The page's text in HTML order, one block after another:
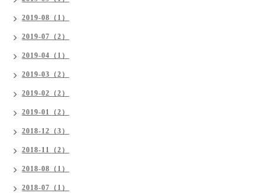
2019-08（1）
2019-07（2）
2019-04（1）
2019-03（2）
2019-02（2）
2019-01（2）
2018-12（3）
2018-11（2）
2018-08（1）
2018-07（1）